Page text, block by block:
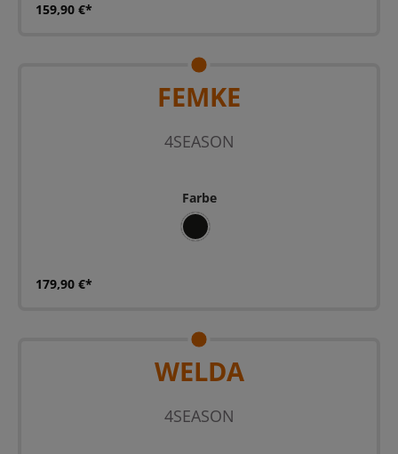
159,90 €*
FEMKE
4SEASON
Farbe
SZ
179,90 €*
WELDA
4SEASON